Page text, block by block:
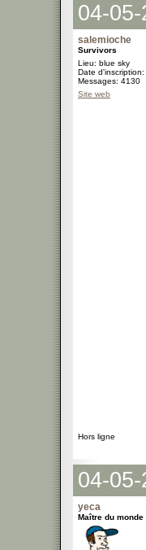
04-
salemioche
Survivors
Lieu: blue sky
Date
Messages: 4130
Site web
Hors ligne
04-
yeca
Maître du monde